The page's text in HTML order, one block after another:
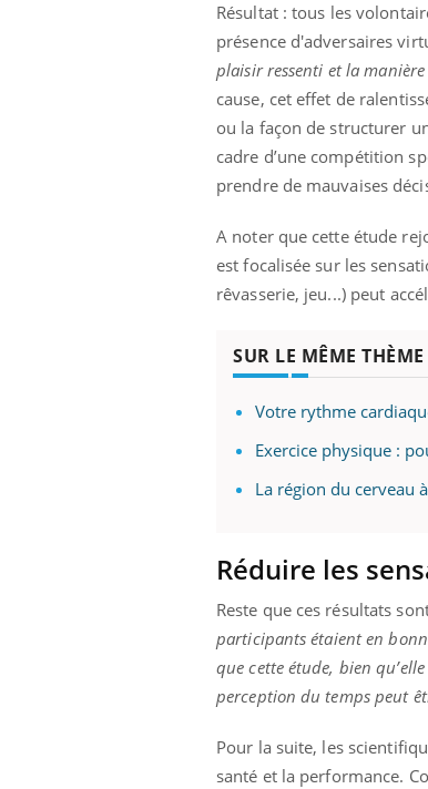
Résultat : tous les
présence d'adversaires
plaisir ressenti et la
cause, cet effet de
ou la façon de structurer
cadre d’une compétition
prendre de mauvaises
A noter que cette étude
est focalisée sur les
rêvasserie, jeu...) peut
SUR LE MÊME THÈME
Votre rythme
Exercice physique :
La région du cerveau
Réduire les
Reste que ces résultats
participants étaient en
que cette étude, bien
perception du temps peut
Pour la suite, les
santé et la performance.
L'été arrive… et avec lui, un tout
rythme de vie ! Vacances, plage,
soleil, activités en plein air… Nos